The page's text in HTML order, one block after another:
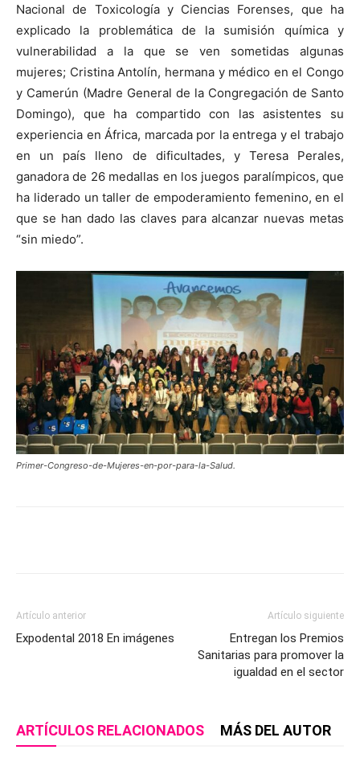
Nacional de Toxicología y Ciencias Forenses, que ha
explicado la problemática de la sumisión química y
vulnerabilidad a la que se ven sometidas algunas
mujeres; Cristina Antolín, hermana y médico en el Congo
y Camerún (Madre General de la Congregación de Santo
Domingo), que ha compartido con las asistentes su
experiencia en África, marcada por la entrega y el trabajo
en un país lleno de dificultades, y Teresa Perales,
ganadora de 26 medallas en los juegos paralímpicos, que
ha liderado un taller de empoderamiento femenino, en el
que se han dado las claves para alcanzar nuevas metas
“sin miedo”.
Primer-Congreso-de-Mujeres-en-por-para-la-Salud.
Artículo anterior
Expodental 2018 En imágenes
Artículo siguiente
Entregan los Premios
Sanitarias para promover la
igualdad en el sector
ARTÍCULOS RELACIONADOS MÁS DEL AUTOR